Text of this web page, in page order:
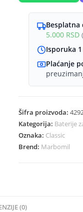
Besplatna
5.000 RSD
Isporuka
Plaćanje
Šifra proizvoda:
Kategorija: Baterije
Oznaka: Classic
Brend: Marbomil
(0)